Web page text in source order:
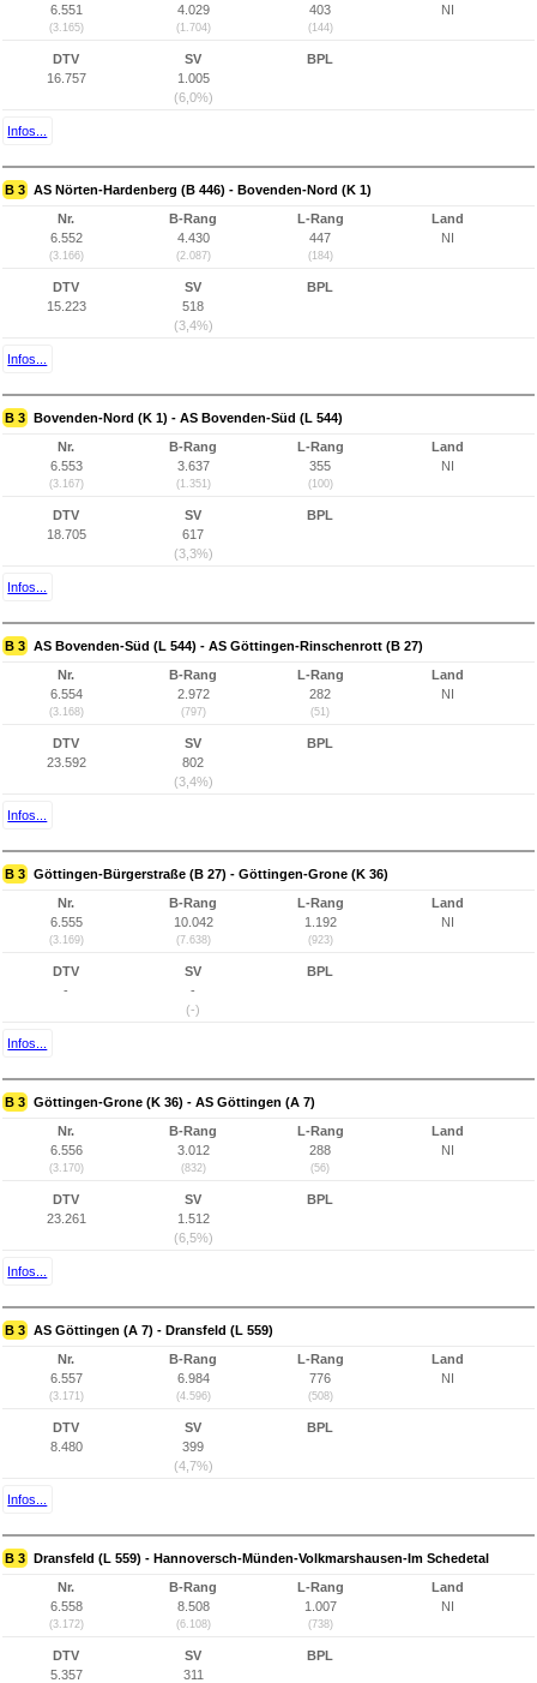
6.551
(3.165)
4.029
(1.704)
403
(144)
NI
DTV
16.757
SV
1.005
(6,0%)
BPL
Infos...
B 3 AS Nörten-Hardenberg (B 446) - Bovenden-Nord (K 1)
Nr.
6.552
(3.166)
B-Rang
4.430
(2.087)
L-Rang
447
(184)
Land
NI
DTV
15.223
SV
518
(3,4%)
BPL
Infos...
B 3 Bovenden-Nord (K 1) - AS Bovenden-Süd (L 544)
Nr.
6.553
(3.167)
B-Rang
3.637
(1.351)
L-Rang
355
(100)
Land
NI
DTV
18.705
SV
617
(3,3%)
BPL
Infos...
B 3 AS Bovenden-Süd (L 544) - AS Göttingen-Rinschenrott (B 27)
Nr.
6.554
(3.168)
B-Rang
2.972
(797)
L-Rang
282
(51)
Land
NI
DTV
23.592
SV
802
(3,4%)
BPL
Infos...
B 3 Göttingen-Bürgerstraße (B 27) - Göttingen-Grone (K 36)
Nr.
6.555
(3.169)
B-Rang
10.042
(7.638)
L-Rang
1.192
(923)
Land
NI
DTV
-
SV
-
(-)
BPL
Infos...
B 3 Göttingen-Grone (K 36) - AS Göttingen (A 7)
Nr.
6.556
(3.170)
B-Rang
3.012
(832)
L-Rang
288
(56)
Land
NI
DTV
23.261
SV
1.512
(6,5%)
BPL
Infos...
B 3 AS Göttingen (A 7) - Dransfeld (L 559)
Nr.
6.557
(3.171)
B-Rang
6.984
(4.596)
L-Rang
776
(508)
Land
NI
DTV
8.480
SV
399
(4,7%)
BPL
Infos...
B 3 Dransfeld (L 559) - Hannoversch-Münden-Volkmarshausen-Im Schedetal
Nr.
6.558
(3.172)
B-Rang
8.508
(6.108)
L-Rang
1.007
(738)
Land
NI
DTV
5.357
SV
311
BPL